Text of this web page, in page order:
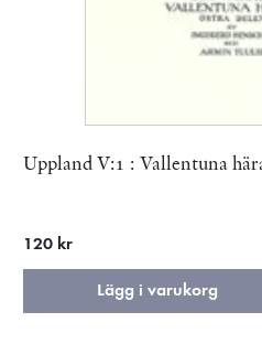
Uppland V:1 : Vallentuna
120 kr
Lägg i varukorg